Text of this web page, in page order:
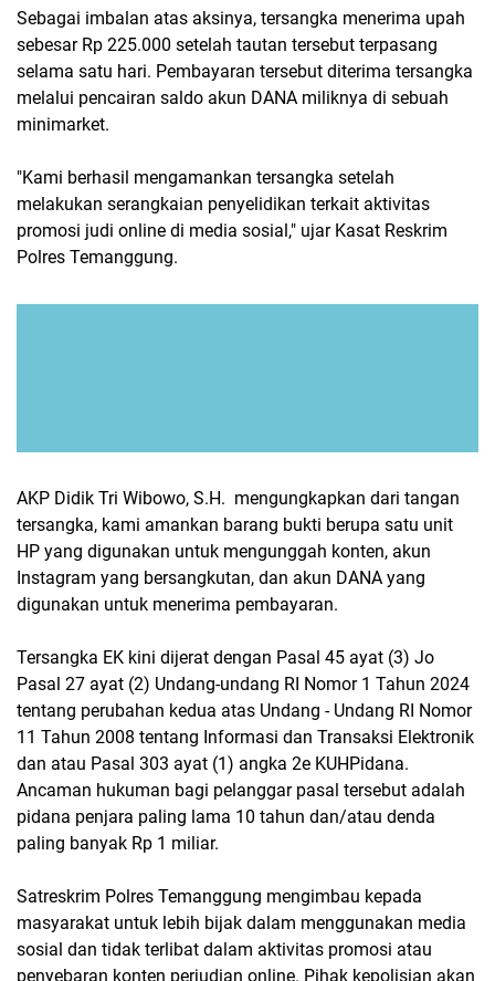
Sebagai imbalan atas aksinya, tersangka menerima upah
sebesar Rp 225.000 setelah tautan tersebut terpasang
selama satu hari. Pembayaran tersebut diterima tersangka
melalui pencairan saldo akun DANA miliknya di sebuah
minimarket.
"Kami berhasil mengamankan tersangka setelah
melakukan serangkaian penyelidikan terkait aktivitas
promosi judi online di media sosial," ujar Kasat Reskrim
Polres Temanggung.
AKP Didik Tri Wibowo, S.H. mengungkapkan dari tangan
tersangka, kami amankan barang bukti berupa satu unit
HP yang digunakan untuk mengunggah konten, akun
Instagram yang bersangkutan, dan akun DANA yang
digunakan untuk menerima pembayaran.
Tersangka EK kini dijerat dengan Pasal 45 ayat (3) Jo
Pasal 27 ayat (2) Undang-undang RI Nomor 1 Tahun 2024
tentang perubahan kedua atas Undang - Undang RI Nomor
11 Tahun 2008 tentang Informasi dan Transaksi Elektronik
dan atau Pasal 303 ayat (1) angka 2e KUHPidana.
Ancaman hukuman bagi pelanggar pasal tersebut adalah
pidana penjara paling lama 10 tahun dan/atau denda
paling banyak Rp 1 miliar.
Satreskrim Polres Temanggung mengimbau kepada
masyarakat untuk lebih bijak dalam menggunakan media
sosial dan tidak terlibat dalam aktivitas promosi atau
penyebaran konten perjudian online. Pihak kepolisian akan